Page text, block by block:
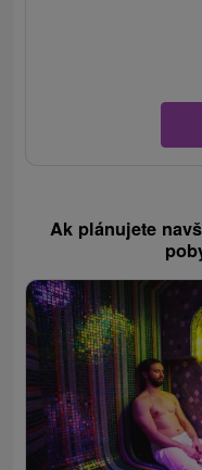
Ak plánujete